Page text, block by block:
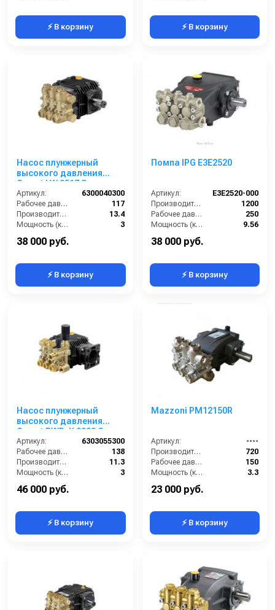
⚡ В корзину ⚡ В корзину
Насос плунжерный
высокого давления
Comet LW 3517 S
(13,4/117); 1450 об/мин.
вал ø 24 мм
Артикул:
6300040300
Рабочее давление (бар):
117
Производительность (л/мин):
13.4
Мощность (кВт):
3
Обороты двигателя (об/мин):
38 000 руб.
⚡ В корзину
Помпа IPG E3E2520
Артикул:
E3E2520-000
Производительность (л/ч):
1200
Рабочее давление (бар):
250
Мощность (кВт):
9.56
Обороты двигателя (об/мин):
38 000 руб.
⚡ В корзину
Насос плунжерный
высокого давления
Comet BWD-K 3020 G
(11,3/138); 3400 об/
мин.3/4” п.в.
Артикул:
6303055300
Рабочее давление (бар):
138
Производительность (л/мин):
11.3
Мощность (кВт):
3
Обороты двигателя (об/мин):
46 000 руб.
⚡ В корзину
Mazzoni PM12150R
Артикул:
----
Производительность (л/ч):
720
Рабочее давление (бар):
150
Мощность (кВт):
3.3
23 000 руб.
⚡ В корзину